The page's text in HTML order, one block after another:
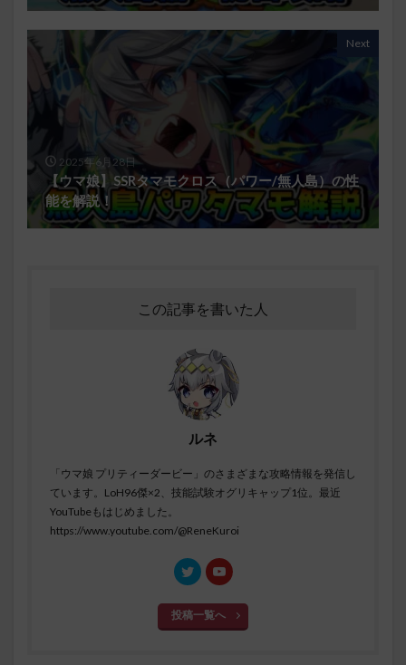
Next
2025年6月28日
【ウマ娘】SSRタマモクロス（パワー/無人島）の性
能を解説！
この記事を書いた人
ルネ
「ウマ娘 プリティーダービー」のさまざまな攻略情報を発信し
ています。LoH96傑×2、技能試験オグリキャップ1位。最近
YouTubeもはじめました。
https://www.youtube.com/@ReneKuroi
投稿一覧へ